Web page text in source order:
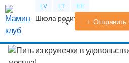
LV LT EE
Школа родителей Отправить